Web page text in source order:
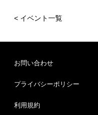
< イベント一覧
お問い合わせ
プライバシーポリシー
利用規約